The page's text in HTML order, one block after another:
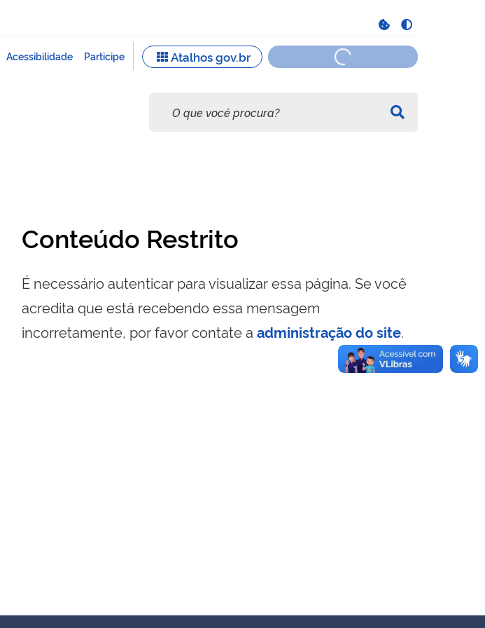
Conteúdo Restrito
É necessário autenticar para visualizar essa página. Se você
acredita que está recebendo essa mensagem
incorretamente, por favor contate a administração do site.